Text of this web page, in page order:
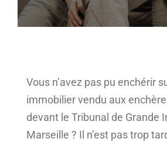
Vous n’avez pas pu enchérir
immobilier vendu aux
devant le Tribunal de Grande
Marseille ? Il n’est pas trop